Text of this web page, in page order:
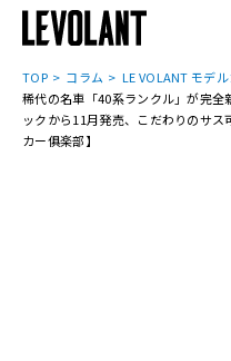
TOP コラム
LE VOLANT モデ
稀代の名車「40系ランクル」が完
ックから11月発売、こだわりのサ
カー俱楽部】